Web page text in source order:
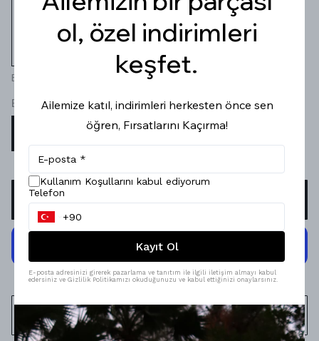
Bej
Beden
SEPETE EKLE
WHATSAPP
ol, özel indirimleri
keşfet.
Ailemize katıl, indirimleri herkesten önce sen
öğren, Fırsatlarını Kaçırma!
Kullanım Koşullarını kabul ediyorum
Telefon
Kayıt Ol
E-posta adresinizi girerek pazarlama ve tanıtım ile ilgili iletişim almayı kabul
edersiniz ve Gizlilik Politikamızı okuduğunuzu ve kabul ettiğinizi onaylarsınız.